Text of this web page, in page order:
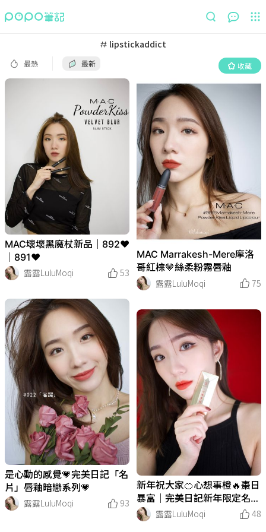
lipstickaddict
最熱 最新 收藏
收藏
MAC壞壞黑魔杖新品｜892❤️
｜891❤️
露露LuluMoqi
53
MAC Marrakesh-Mere摩洛
哥紅棕🤎絲柔粉霧唇釉
露露LuluMoqi
75
是心動的感覺💗完美日記「名
片」唇釉暗戀系列💗
露露LuluMoqi
93
新年祝大家🍊心想事橙🔥棗日
暴富｜完美日記新年限定名片
唇釉✨露露LuluMoqi 48